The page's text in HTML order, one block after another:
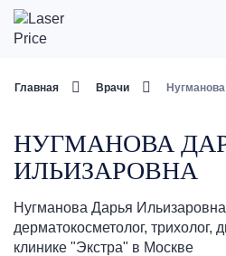
Главная Врачи
НУГМАНОВА
ИЛЬИЗАРОВНА
Нугманова Дарья
дерматокосметолог, трихолог,
клинике "Экстра" в Москве